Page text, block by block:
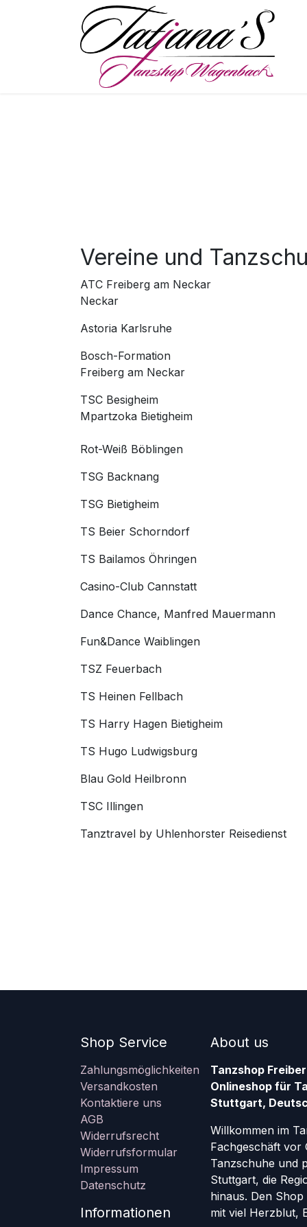
Vereine und
ATC Freiberg am Neckar
Neckar
Astoria Karlsruhe
Bosch-Formation
Freiberg am Neckar
TSC Besigheim
Mpartzoka Bietigheim
Rot-Weiß Böblingen
TSG Backnang
TSG Bietigheim
TS Beier Schorndorf
TS Bailamos Öhringen
Casino-Club Cannstatt
Dance Chance, Manfred Mauermann
Fun&Dance Waiblingen
TSZ Feuerbach
TS Heinen Fellbach
TS Harry Hagen Bietigheim
TS Hugo Ludwigsburg
Blau Gold Heilbronn
TSC Illingen
Tanztravel by Uhlenhorster Reisedienst
Shop Service
Zahlungsmöglichkeiten
Versandkosten
Kontaktiere uns
AGB
Widerrufsrecht
Widerrufsformular
Impressum
Datenschutz
Informationen
About us
Tanzshop
Onlineshop für
Stuttgart,
Willkommen im
Fachgeschäft vor
Tanzschuhe und
Stuttgart, die
hinaus. Den
mit viel Herzblut,